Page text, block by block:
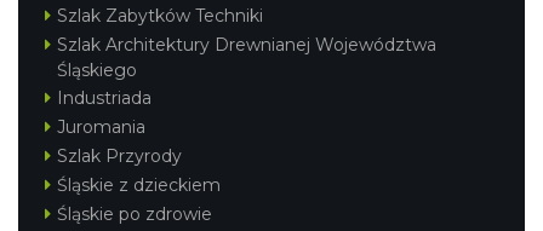
Szlak Zabytków Techniki
Szlak Architektury Drewnianej Województwa
Śląskiego
Industriada
Juromania
Szlak Przyrody
Śląskie z dzieckiem
Śląskie po zdrowie